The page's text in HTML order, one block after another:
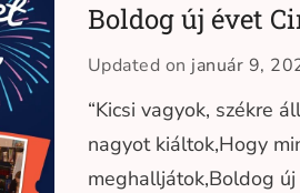
Boldog új évet
Updated on január 9,
“Kicsi vagyok, székre
nagyot kiáltok,Hogy
meghalljátok,Boldog